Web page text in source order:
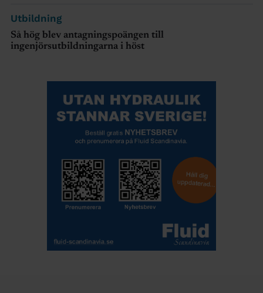
Utbildning
Så hög blev antagningspoängen till
ingenjörsutbildningarna i höst